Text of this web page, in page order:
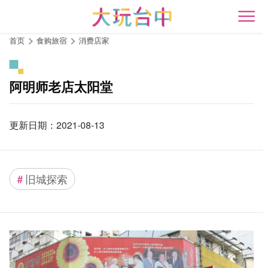
开
首页 食购旅宿 消费店家
阿明师老店太阳堂
更新日期：2021-08-13
#旧城探索